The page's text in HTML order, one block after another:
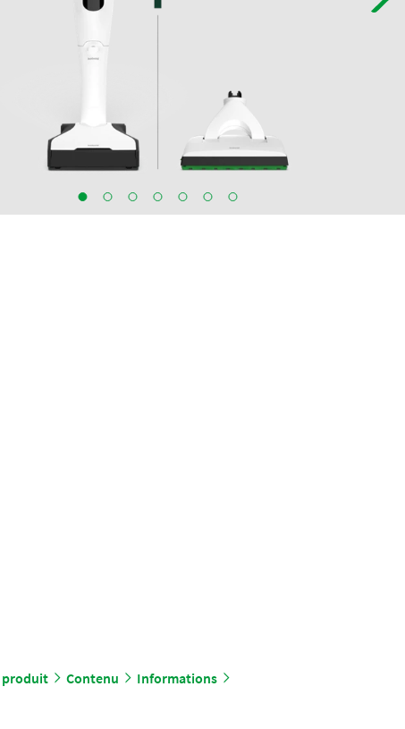
produit Contenu Informations